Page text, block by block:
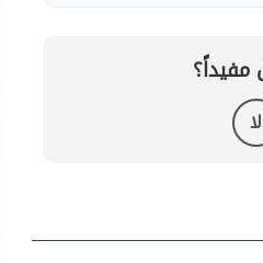
لا